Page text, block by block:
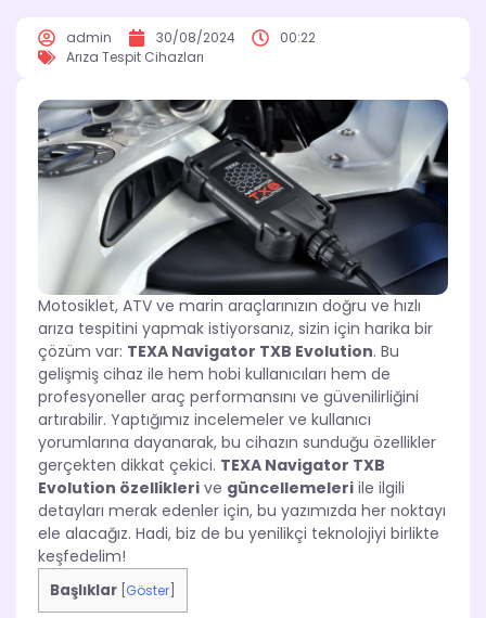
admin 30/08/2024
00:22
Arıza Tespit Cihazları
Motosiklet, ATV ve marin araçlarınızın doğru ve hızlı
arıza tespitini yapmak istiyorsanız, sizin için harika bir
çözüm var: TEXA Navigator TXB Evolution. Bu
gelişmiş cihaz ile hem hobi kullanıcıları hem de
profesyoneller araç performansını ve güvenilirliğini
artırabilir. Yaptığımız incelemeler ve kullanıcı
yorumlarına dayanarak, bu cihazın sunduğu özellikler
gerçekten dikkat çekici. TEXA Navigator TXB
Evolution özellikleri ve güncellemeleri ile ilgili
detayları merak edenler için, bu yazımızda her noktayı
ele alacağız. Hadi, biz de bu yenilikçi teknolojiyi birlikte
keşfedelim!
Başlıklar Göster